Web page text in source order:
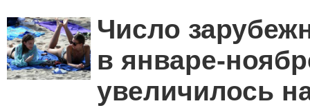
Число
в январе-
увеличилось